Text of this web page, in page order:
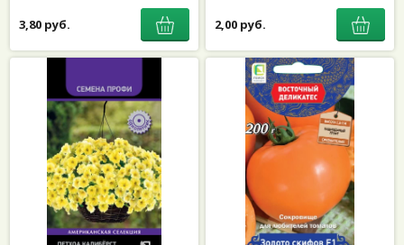
3,80 руб. 2,00 руб.